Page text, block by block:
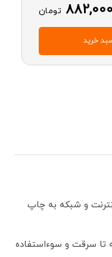
882,000 تومان
خرید
و شبکه به چاپ
تا سرقت و سوءاستفاده